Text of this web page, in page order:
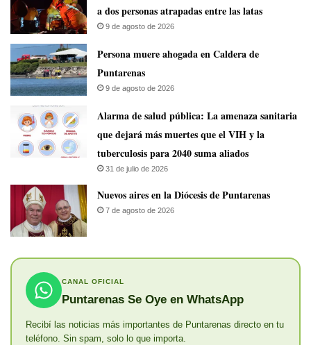
a dos personas atrapadas entre las latas
9 de agosto de 2026
Persona muere ahogada en Caldera de
Puntarenas
9 de agosto de 2026
​Alarma de salud pública: La amenaza sanitaria
que dejará más muertes que el VIH y la
tuberculosis para 2040 suma aliados
31 de julio de 2026
​Nuevos aires en la Diócesis de Puntarenas
7 de agosto de 2026
CANAL OFICIAL
Puntarenas Se Oye en WhatsApp
Recibí las noticias más importantes de Puntarenas directo en tu
teléfono. Sin spam, solo lo que importa.